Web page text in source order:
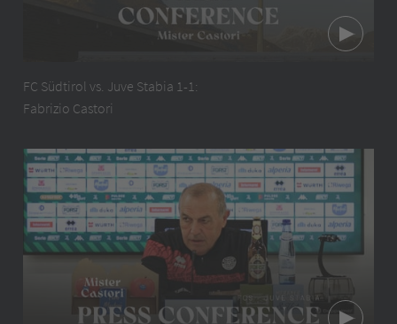
FC Südtirol vs. Juve Stabia 1-1:
Fabrizio Castori